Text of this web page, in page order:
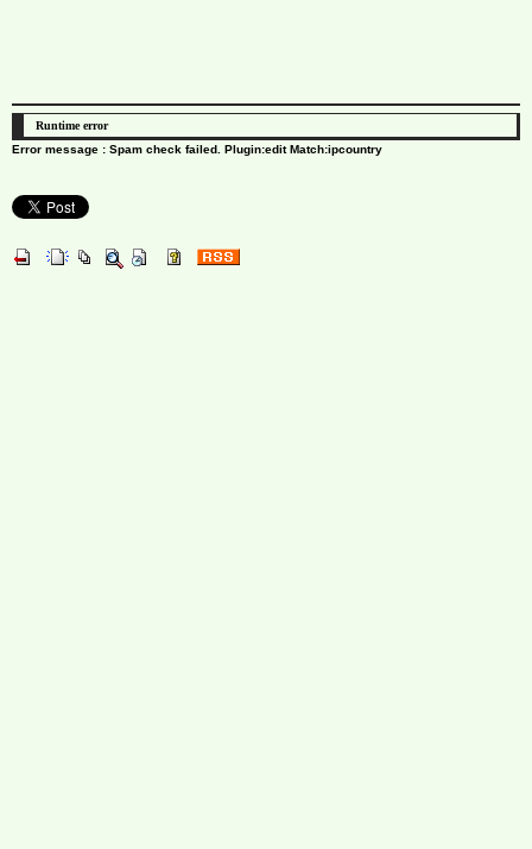
Runtime error
Error message : Spam check failed. Plugin:edit Match:ipcountry